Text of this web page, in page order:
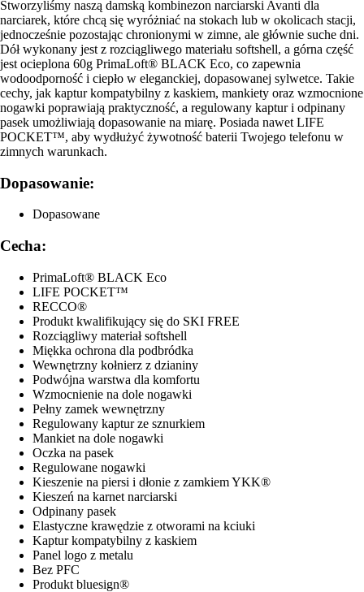
Stworzyliśmy naszą damską kombinezon narciarski Avanti dla
narciarek, które chcą się wyróżniać na stokach lub w okolicach stacji,
jednocześnie pozostając chronionymi w zimne, ale głównie suche dni.
Dół wykonany jest z rozciągliwego materiału softshell, a górna część
jest ocieplona 60g PrimaLoft® BLACK Eco, co zapewnia
wodoodporność i ciepło w eleganckiej, dopasowanej sylwetce. Takie
cechy, jak kaptur kompatybilny z kaskiem, mankiety oraz wzmocnione
nogawki poprawiają praktyczność, a regulowany kaptur i odpinany
pasek umożliwiają dopasowanie na miarę. Posiada nawet LIFE
POCKET™, aby wydłużyć żywotność baterii Twojego telefonu w
zimnych warunkach.
Dopasowanie:
Dopasowane
Cecha:
PrimaLoft® BLACK Eco
LIFE POCKET™
RECCO®
Produkt kwalifikujący się do SKI FREE
Rozciągliwy materiał softshell
Miękka ochrona dla podbródka
Wewnętrzny kołnierz z dzianiny
Podwójna warstwa dla komfortu
Wzmocnienie na dole nogawki
Pełny zamek wewnętrzny
Regulowany kaptur ze sznurkiem
Mankiet na dole nogawki
Oczka na pasek
Regulowane nogawki
Kieszenie na piersi i dłonie z zamkiem YKK®
Kieszeń na karnet narciarski
Odpinany pasek
Elastyczne krawędzie z otworami na kciuki
Kaptur kompatybilny z kaskiem
Panel logo z metalu
Bez PFC
Produkt bluesign®